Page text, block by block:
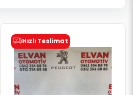
Hızlı Teslimat